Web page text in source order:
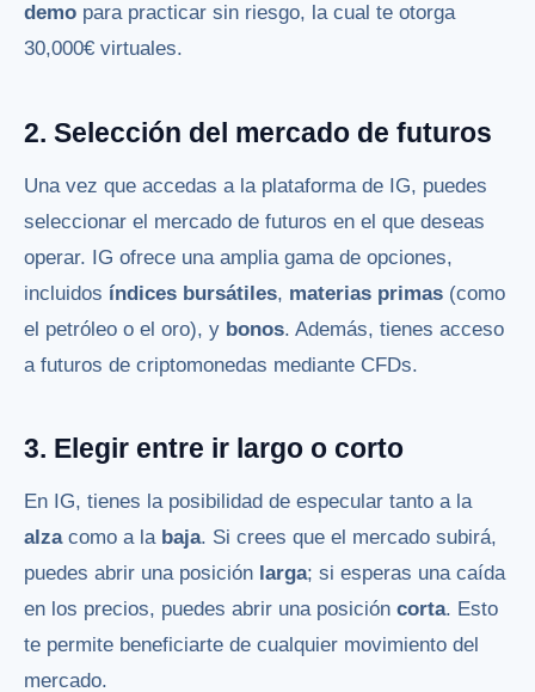
demo para practicar sin riesgo, la cual te otorga
30,000€ virtuales.
2. Selección del mercado de futuros
Una vez que accedas a la plataforma de IG, puedes
seleccionar el mercado de futuros en el que deseas
operar. IG ofrece una amplia gama de opciones,
incluidos índices bursátiles, materias primas (como
el petróleo o el oro), y bonos. Además, tienes acceso
a futuros de criptomonedas mediante CFDs.
3. Elegir entre ir largo o corto
En IG, tienes la posibilidad de especular tanto a la
alzacomo a la baja. Si crees que el mercado subirá,
puedes abrir una posición larga; si esperas una caída
en los precios, puedes abrir una posición corta. Esto
te permite beneficiarte de cualquier movimiento del
mercado.